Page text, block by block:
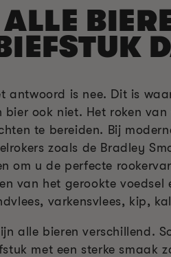
antwoord is nee. Dit is
ook niet. Het roken
te bereiden. Bij
zoals de Bradley
om u de perfecte
van het gerookte
varkensvlees, kip,
alle bieren verschillend.
met een sterke smaak